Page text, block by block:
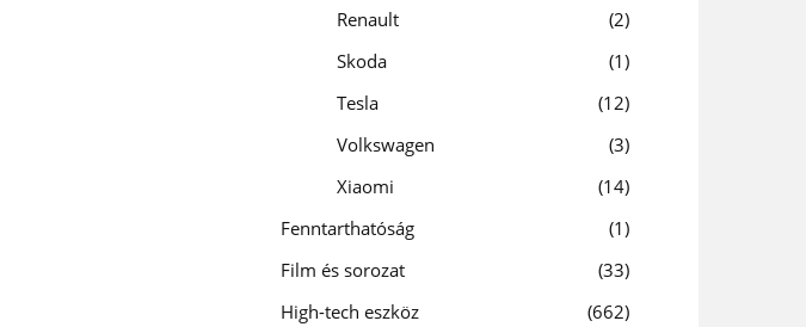
Renault
2
Skoda
1
Tesla
12
Volkswagen
3
Xiaomi
14
Fenntarthatóság
1
Film és sorozat
33
High-tech eszköz
662